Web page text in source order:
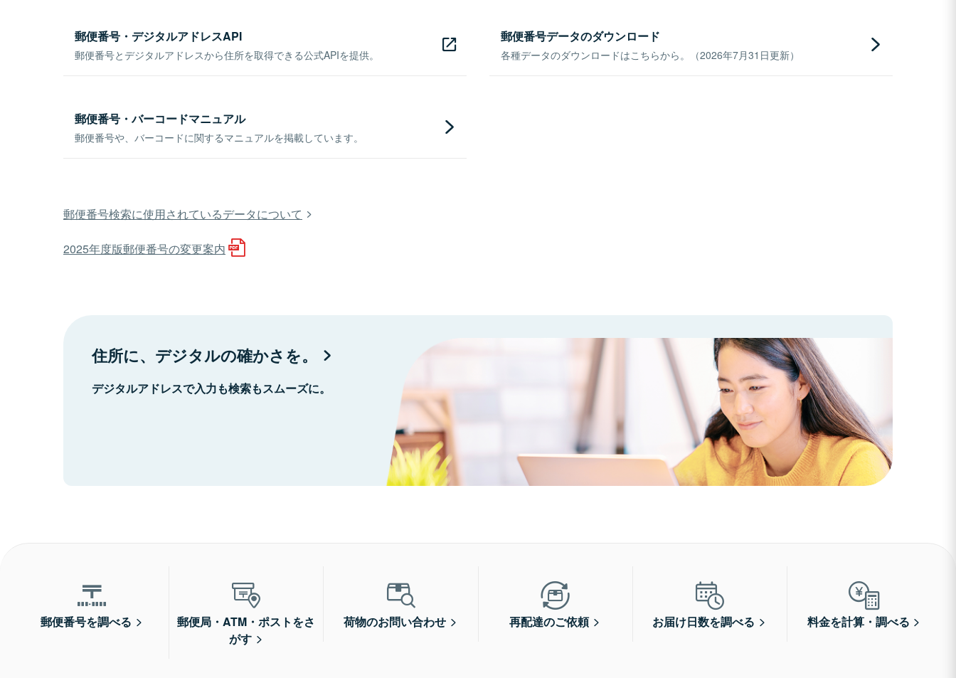
郵便番号・デジタルアドレスAPI
郵便番号とデジタルアドレスから住所を取得できる公式APIを提供。
郵便番号データのダウンロード
各種データのダウンロードはこちらから。（2026年7月31日更新）
郵便番号・バーコードマニュアル
郵便番号や、バーコードに関するマニュアルを掲載しています。
郵便番号検索に使用されているデータについて
2025年度版郵便番号の変更案内
住所に、デジタルの確かさを。
デジタルアドレスで入力も検索もスムーズに。
郵便番号を調べる
郵便局・ATM・ポストをさ
がす
荷物のお問い合わせ 再配達のご依頼 お届け日数を調べる 料金を計算・調べる